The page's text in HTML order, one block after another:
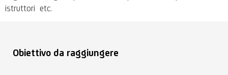
istruttori etc.
Obiettivo da raggiungere